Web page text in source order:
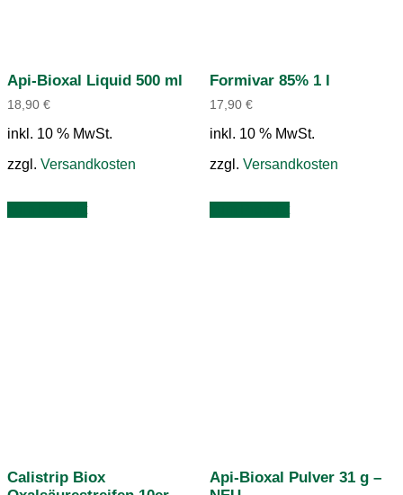
Api-Bioxal Liquid 500 ml
18,90 €
inkl. 10 % MwSt.
zzgl. Versandkosten
Formivar 85% 1 l
17,90 €
inkl. 10 % MwSt.
zzgl. Versandkosten
Calistrip Biox
Api-Bioxal Pulver 31 g –